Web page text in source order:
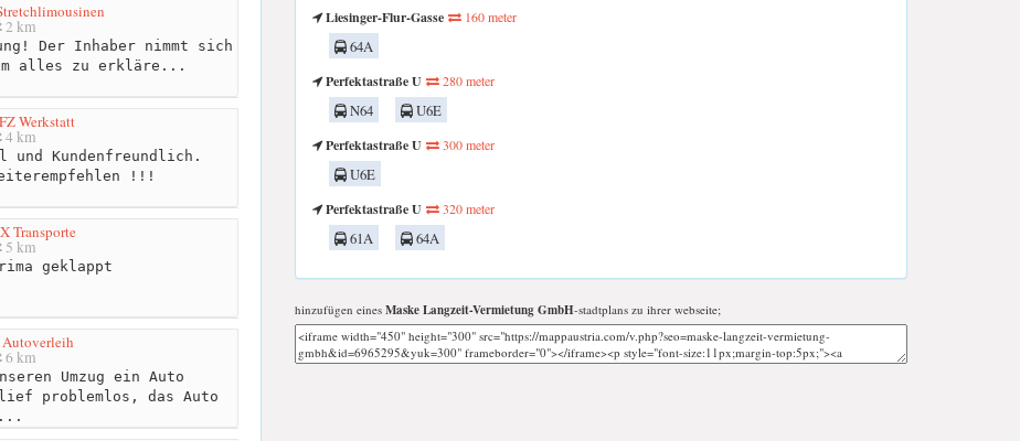
2 km
Der Inhaber nimmt sich
alles zu erkläre...
Werkstatt
4 km
und Kundenfreundlich.
!!!
Transporte
5 km
geklappt
6 km
Umzug ein Auto
problemlos, das Auto
...
Liesinger-Flur-Gasse
160 meter
64A
Perfektastraße U
280 meter
N64
U6E
Perfektastraße U
300 meter
U6E
Perfektastraße U
320 meter
61A 64A
hinzufügen eines Maske Langzeit-Vermietung GmbH-stadtplans zu ihrer webseite;